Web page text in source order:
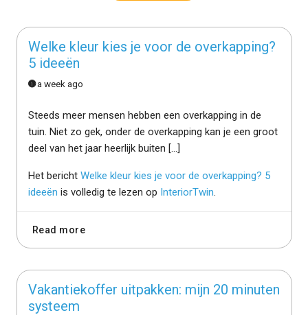
Welke kleur kies je voor de overkapping?
5 ideeën
a week ago
Steeds meer mensen hebben een overkapping in de
tuin. Niet zo gek, onder de overkapping kan je een groot
deel van het jaar heerlijk buiten […]
Het bericht Welke kleur kies je voor de overkapping? 5
ideeën is volledig te lezen op InteriorTwin
Read more
Vakantiekoffer uitpakken: mijn 20 minuten
systeem